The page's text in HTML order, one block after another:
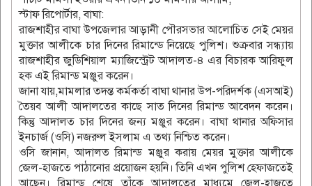
স্টাফ রিপোর্টার, বাঘা:
রাজশাহীর বাঘা উপজেলার আড়ানী পৌরসভার আলোচিত সেই মেয়র
মুক্তার আলীকে চার দিনের রিমান্ডে নিয়েছে পুলিশ। শুক্রবার সন্ধ্যায়
রাজশাহীর জুডিশিয়াল ম্যাজিস্ট্রেট আদালত-৪ এর বিচারক আরিফুল
হক এই রিমান্ড মঞ্জুর করেন।
জানা যায়,মামলার তদন্ত কর্মকর্তা বাঘা থানার উপ-পরিদর্শক (এসআই)
তৈয়ব আলী আদালতের কাছে সাত দিনের রিমান্ড আবেদন করেন।
কিন্তু আদালত চার দিনের জন্য মঞ্জুর করেন। বাঘা থানার অফিসার
ইনচার্জ (ওসি) নজরুল ইসলাম এ তথ্য নিশ্চিত করেন।
ওসি জানান, আদালত রিমান্ড মঞ্জুর করায় মেয়র মুক্তার আলীকে
জেল-হাজতে পাঠানোর প্রয়োজন হয়নি। তিনি এখন পুলিশ হেফাজতেই